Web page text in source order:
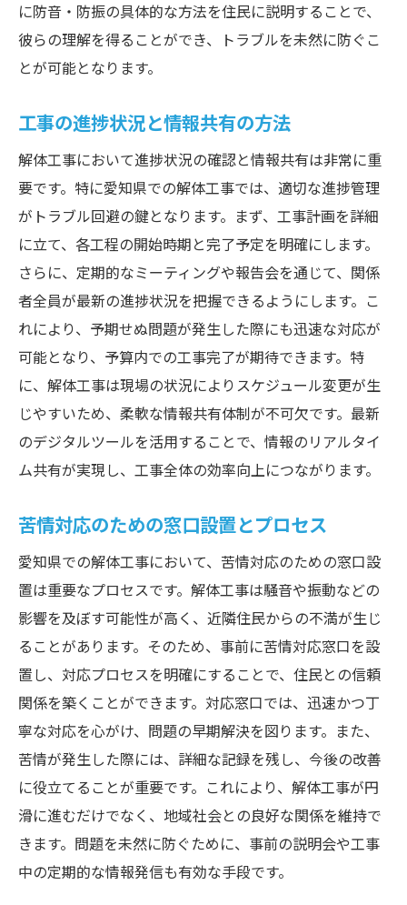
に防音・防振の具体的な方法を住民に説明することで、
彼らの理解を得ることができ、トラブルを未然に防ぐこ
とが可能となります。
工事の進捗状況と情報共有の方法
解体工事において進捗状況の確認と情報共有は非常に重
要です。特に愛知県での解体工事では、適切な進捗管理
がトラブル回避の鍵となります。まず、工事計画を詳細
に立て、各工程の開始時期と完了予定を明確にします。
さらに、定期的なミーティングや報告会を通じて、関係
者全員が最新の進捗状況を把握できるようにします。こ
れにより、予期せぬ問題が発生した際にも迅速な対応が
可能となり、予算内での工事完了が期待できます。特
に、解体工事は現場の状況によりスケジュール変更が生
じやすいため、柔軟な情報共有体制が不可欠です。最新
のデジタルツールを活用することで、情報のリアルタイ
ム共有が実現し、工事全体の効率向上につながります。
苦情対応のための窓口設置とプロセス
愛知県での解体工事において、苦情対応のための窓口設
置は重要なプロセスです。解体工事は騒音や振動などの
影響を及ぼす可能性が高く、近隣住民からの不満が生じ
ることがあります。そのため、事前に苦情対応窓口を設
置し、対応プロセスを明確にすることで、住民との信頼
関係を築くことができます。対応窓口では、迅速かつ丁
寧な対応を心がけ、問題の早期解決を図ります。また、
苦情が発生した際には、詳細な記録を残し、今後の改善
に役立てることが重要です。これにより、解体工事が円
滑に進むだけでなく、地域社会との良好な関係を維持で
きます。問題を未然に防ぐために、事前の説明会や工事
中の定期的な情報発信も有効な手段です。